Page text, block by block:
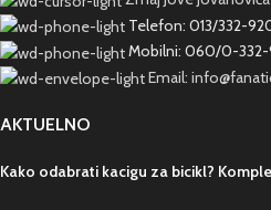
Telefon: 013/332-
Mobilni: 060/0-
Email:
AKTUELNO
Kako odabrati kacigu za bicikl?